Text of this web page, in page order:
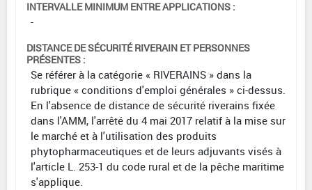
INTERVALLE MINIMUM ENTRE APPLICATIONS :
-
DISTANCE DE SÉCURITÉ RIVERAIN ET PERSONNES
PRÉSENTES :
Se référer à la catégorie « RIVERAINS » dans la
rubrique « conditions d'emploi générales » ci-dessus.
En l'absence de distance de sécurité riverains fixée
dans l'AMM, l'arrêté du 4 mai 2017 relatif à la mise sur
le marché et à l'utilisation des produits
phytopharmaceutiques et de leurs adjuvants visés à
l'article L. 253-1 du code rural et de la pêche maritime
s'applique.